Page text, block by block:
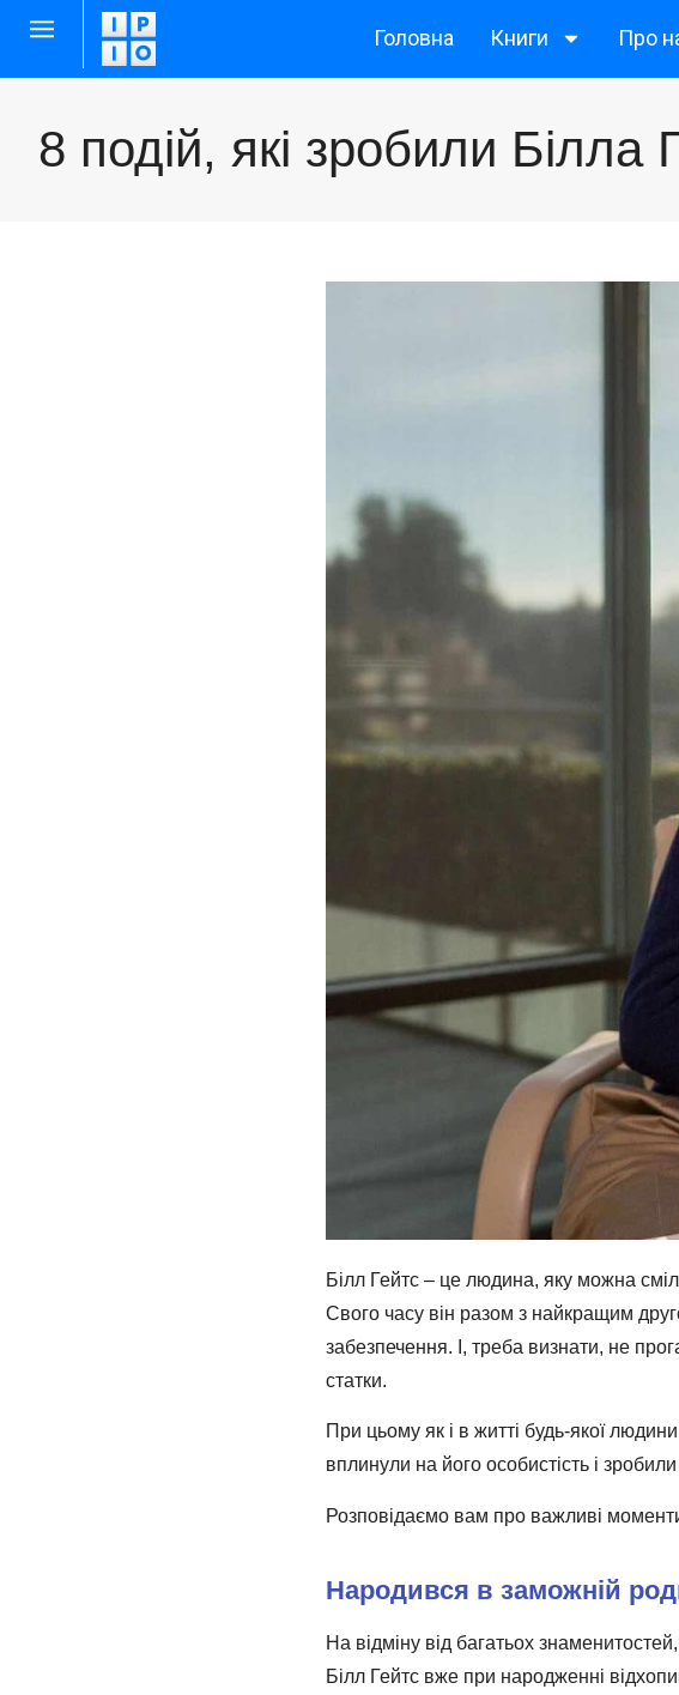
Головна Книги Про
8 подій, які зробили
Білл Гейтс – це людина, яку можна
Свого часу він разом з найкращим
забезпечення. І, треба визнати, не
статки.
При цьому як і в житті будь-якої
вплинули на його особистість і
Розповідаємо вам про важливі
Народився в заможній
На відміну від багатьох
Білл Гейтс вже при народженні